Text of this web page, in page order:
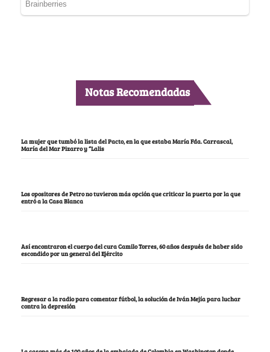
Notas Recomendadas
La mujer que tumbó la lista del Pacto, en la que estaba María Fda. Carrascal,
María del Mar Pizarro y “Lalis
Los opositores de Petro no tuvieron más opción que criticar la puerta por la que
entró a la Casa Blanca
Así encontraron el cuerpo del cura Camilo Torres, 60 años después de haber sido
escondido por un general del Ejército
Regresar a la radio para comentar fútbol, la solución de Iván Mejía para luchar
contra la depresión